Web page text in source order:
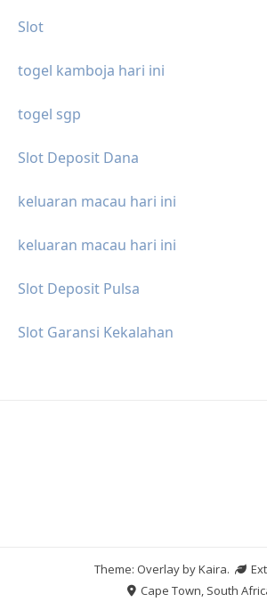
Slot
togel kamboja hari ini
togel sgp
Slot Deposit Dana
keluaran macau hari ini
keluaran macau hari ini
Slot Deposit Pulsa
Slot Garansi Kekalahan
Theme: Overlay byKaira.
Cape Town, South